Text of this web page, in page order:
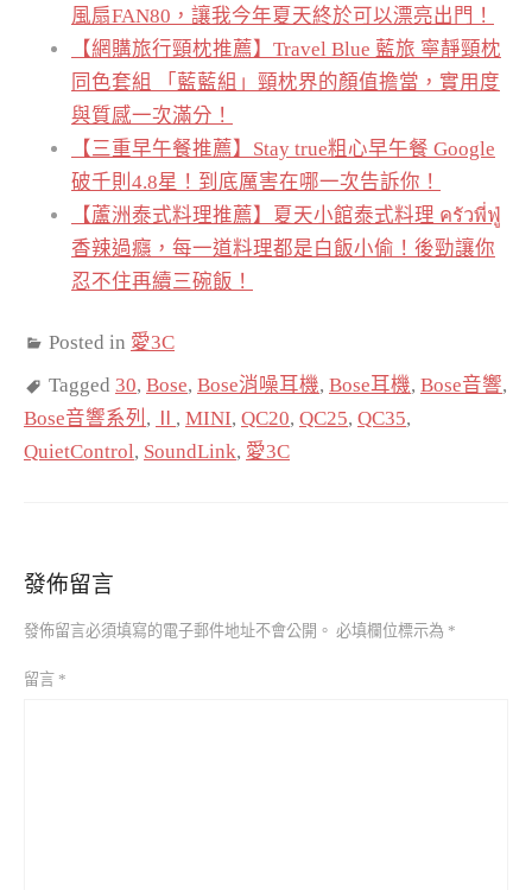
風扇FAN80，讓我今年夏天終於可以漂亮出門！
【網購旅行頸枕推薦】Travel Blue 藍旅 寧靜頸枕
同色套組 「藍藍組」頸枕界的顏值擔當，實用度
與質感一次滿分！
【三重早午餐推薦】Stay true粗心早午餐 Google
破千則4.8星！到底厲害在哪一次告訴你！
【蘆洲泰式料理推薦】夏天小館泰式料理 ครัวพี่ฟู่
香辣過癮，每一道料理都是白飯小偷！後勁讓你
忍不住再續三碗飯！
Posted in 愛3C
Tagged 30, Bose, Bose消噪耳機, Bose耳機, Bose音響,
Bose音響系列 , , MINI, QC20, QC25, QC35,
QuietControl, SoundLink, 愛3C
發佈留言
發佈留言必須填寫的電子郵件地址不會公開。 必填欄位標示為 *
留言 *